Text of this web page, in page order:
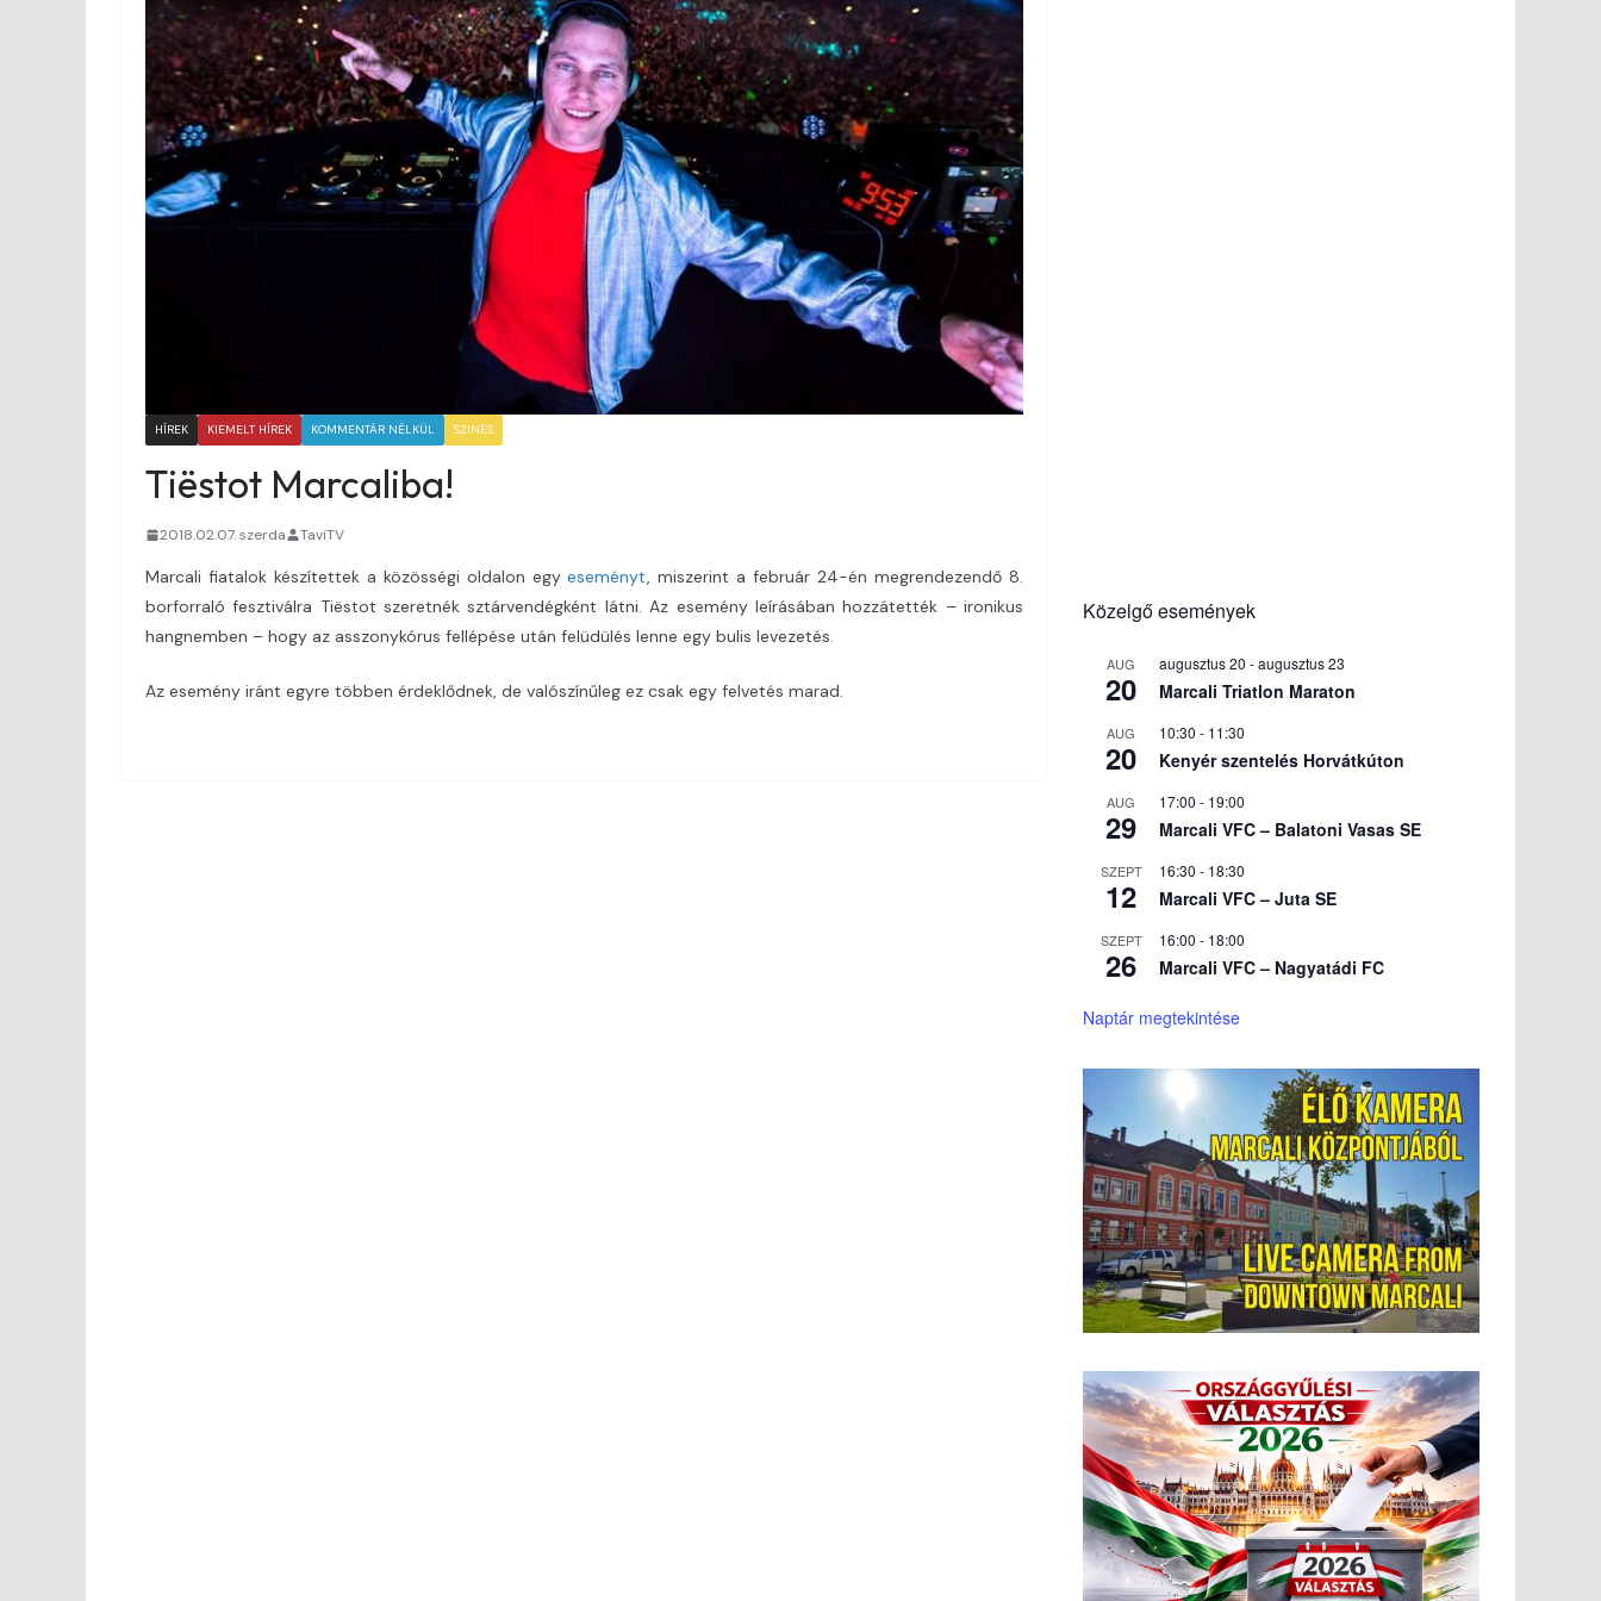
HÍREK KIEMELT HÍREK KOMMENTÁR NÉLKÜL SZINES
Tiëstot Marcaliba!
2018.02.07. szerda TaviTV
Marcali fiatalok készítettek a közösségi oldalon egyeseményt, miszerint a február 24-én megrendezendő 8.
borforraló fesztiválra Tiëstot szeretnék sztárvendégként látni. Az esemény leírásában hozzátették – ironikus
hangnemben – hogy az asszonykórus fellépése után felüdülés lenne egy bulis levezetés.
Az esemény iránt egyre többen érdeklődnek, de valószínűleg ez csak egy felvetés marad.
Közelgő események
AUG
20
augusztus 20 -augusztus 23
Marcali Triatlon Maraton
AUG
20
10:30 - 11:30
Kenyér szentelés Horvátkúton
AUG
29
17:00 - 19:00
Marcali VFC – Balatoni Vasas SE
SZEPT
12
16:30 - 18:30
Marcali VFC – Juta SE
SZEPT
26
16:00 - 18:00
Marcali VFC – Nagyatádi FC
Naptár megtekintése